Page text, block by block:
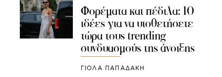
Φορέματα και πέδιλα: 10
ιδέες για να υιοθετήσετε
τώρα τους trending
συνδυασμούς της άνοιξης
ΓΙΌΛΑ ΠΑΠΑΔΆΚΗ